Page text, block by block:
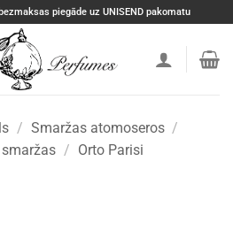
piegāde uz UNISEND pakomatu
/ Smaržas atomoseros /
/ Orto Parisi